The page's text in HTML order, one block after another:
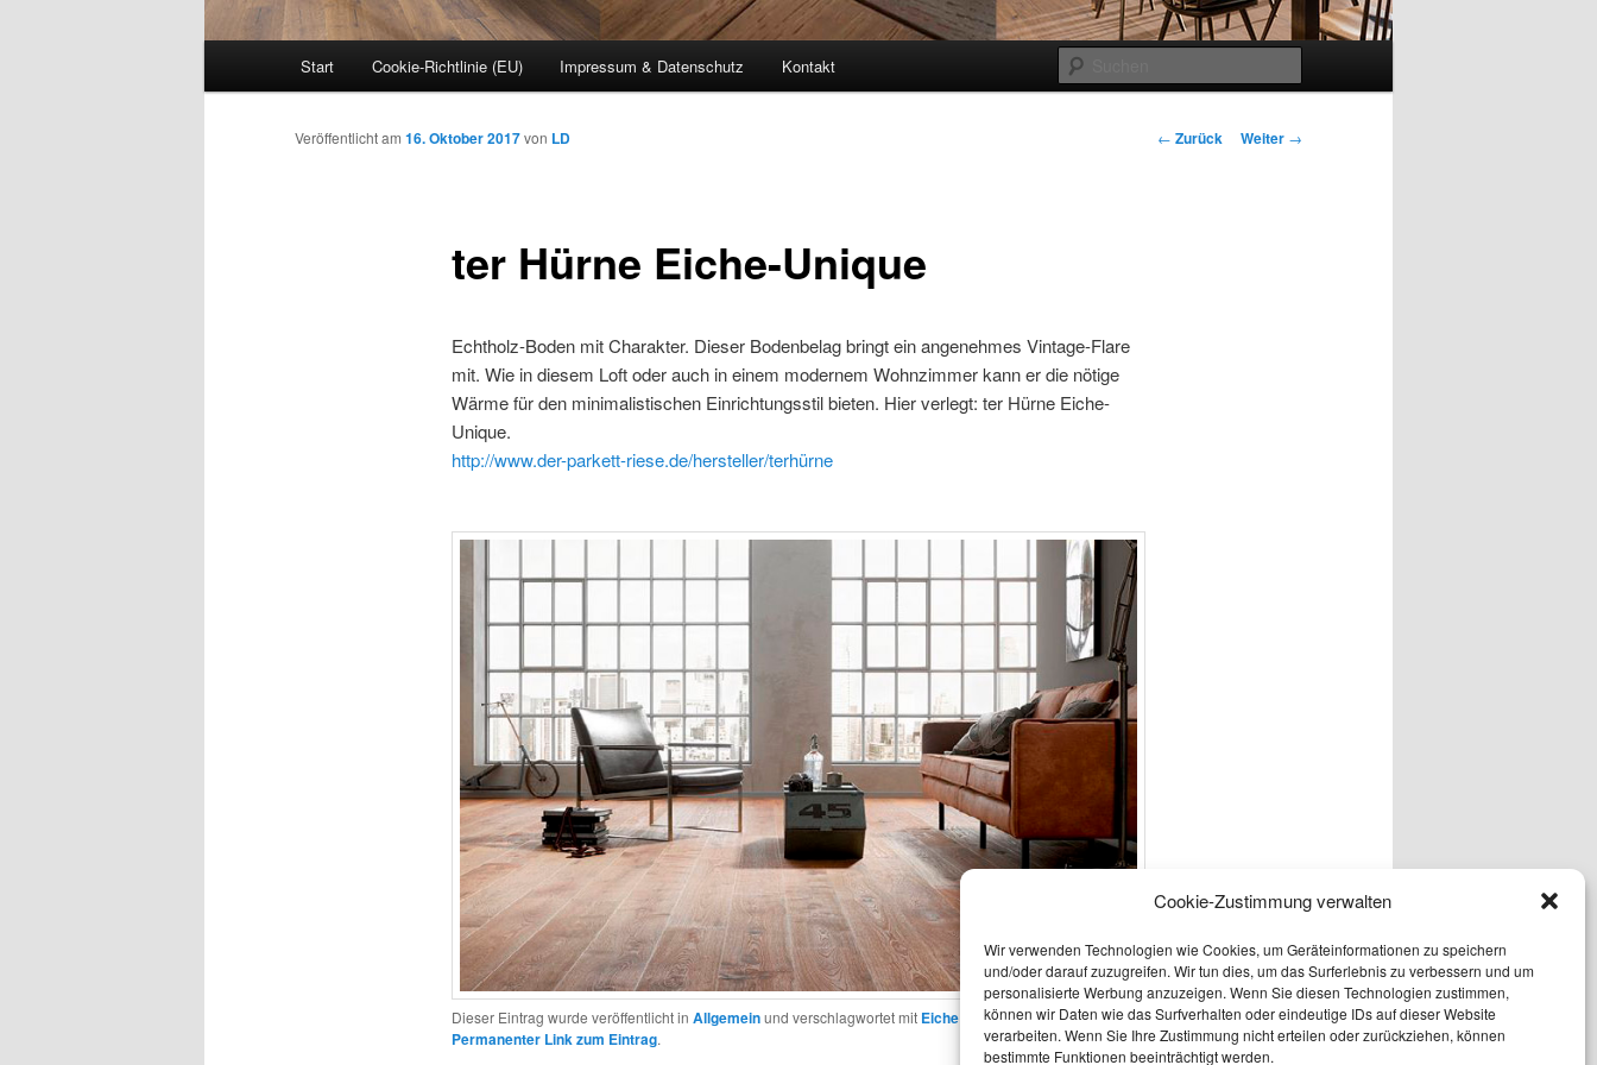
Cookie-Zustimmung verwalten
Wir verwenden Technologien wie Cookies, um Geräteinformationen zu speichern
und/oder darauf zuzugreifen. Wir tun dies, um das Surferlebnis zu verbessern und um
personalisierte Werbung anzuzeigen. Wenn Sie diesen Technologien zustimmen,
können wir Daten wie das Surfverhalten oder eindeutige IDs auf dieser Website
verarbeiten. Wenn Sie Ihre Zustimmung nicht erteilen oder zurückziehen, können
bestimmte Funktionen beeinträchtigt werden.
Start Cookie-Richtlinie (EU) Impressum & Datenschutz Kontakt
Beitragsnavigation
← Zurück Weiter →
ter Hürne Eiche-Unique
Veröffentlicht am 16. Oktober 2017von LD
Echtholz-Boden mit Charakter. Dieser Bodenbelag bringt ein angenehmes Vintage-Flare
mit. Wie in diesem Loft oder auch in einem modernem Wohnzimmer kann er die nötige
Wärme für den minimalistischen Einrichtungsstil bieten. Hier verlegt: ter Hürne Eiche-
Unique.
http://www.der-parkett-riese.de/hersteller/terhürne
Dieser Eintrag wurde veröffentlicht in Allgemeinund verschlagwortet mit Eiche, ter Hürne,VintagevonLD.
Permanenter Link zum Eintrag.